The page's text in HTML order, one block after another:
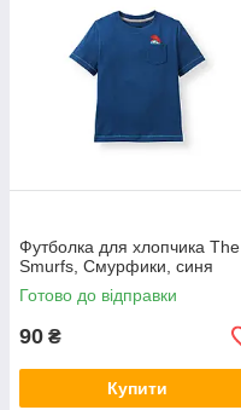
Футболка для хлопчика The
Smurfs, Смурфики, синя
Готово до відправки
90 ₴
Купити